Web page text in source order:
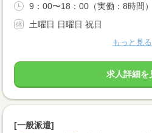
9：00〜18：00（実働：8時間
土曜日 日曜日 祝日
もっと見る
求人詳細を
[一般派遣]